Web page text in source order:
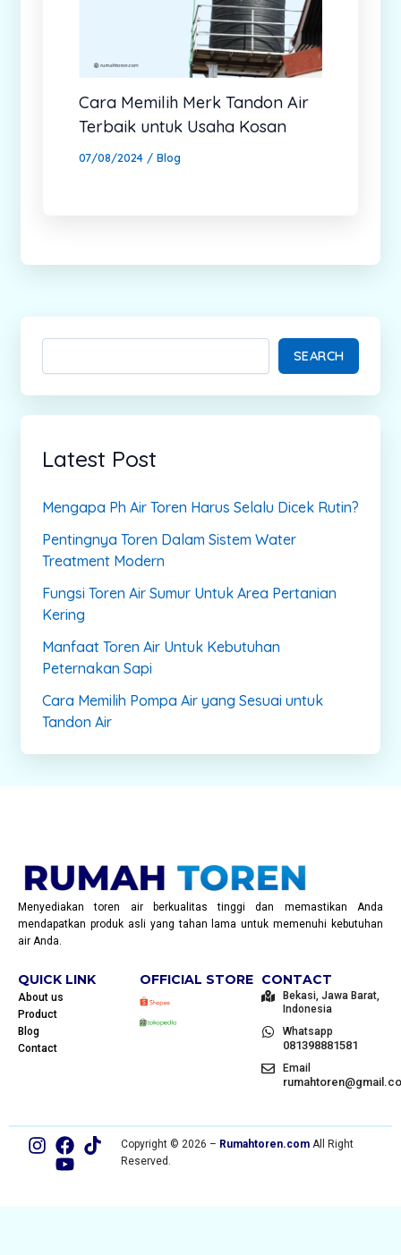
Cara Memilih Merk Tandon Air
Terbaik untuk Usaha Kosan
07/08/2024 / Blog
SEARCH
Latest Post
Mengapa Ph Air Toren Harus Selalu Dicek Rutin?
Pentingnya Toren Dalam Sistem Water
Treatment Modern
Fungsi Toren Air Sumur Untuk Area Pertanian
Kering
Manfaat Toren Air Untuk Kebutuhan
Peternakan Sapi
Cara Memilih Pompa Air yang Sesuai untuk
Tandon Air
Menyediakan toren air berkualitas tinggi dan memastikan Anda
mendapatkan produk asli yang tahan lama untuk memenuhi kebutuhan
air Anda.
QUICK LINK
About us
Product
Blog
Contact
OFFICIAL STORE CONTACT
Bekasi, Jawa Barat,
Indonesia
Whatsapp
081398881581
Email
Copyright © 2026 – Rumahtoren.comAll Right
Reserved.